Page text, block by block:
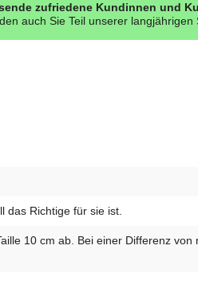
zufriedene Kundinnen und
auch Sie Teil unserer langjährigen
das Richtige für sie ist.
10 cm ab. Bei einer Differenz von